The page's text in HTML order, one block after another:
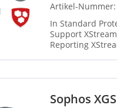
Artikel-Nummer:
In Standard Protection Bundle
Support XStream TLS und DPI Engine, IPS, ATP, Security Heartbeat, SD-RED VPN,
Reporting
Sophos